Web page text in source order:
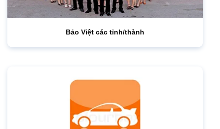
Bảo Việt các tỉnh/thành